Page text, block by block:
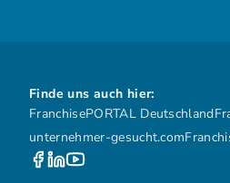
Finde uns auch hier:
FranchisePORTAL Deutschland
unternehmer-gesucht.com